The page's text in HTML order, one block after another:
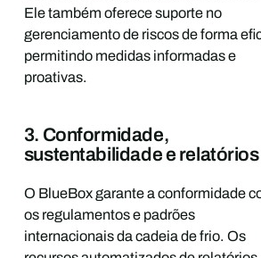
Ele também oferece suporte no
gerenciamento de riscos de forma
permitindo medidas informadas e
proativas.
3. Conformidade,
sustentabilidade e relatórios
O BlueBox garante a conformidade
os regulamentos e padrões
internacionais da cadeia de frio. Os